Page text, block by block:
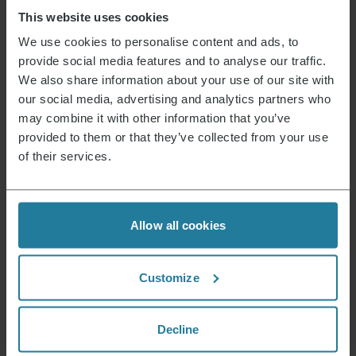
This website uses cookies
We use cookies to personalise content and ads, to
provide social media features and to analyse our traffic.
We also share information about your use of our site with
our social media, advertising and analytics partners who
may combine it with other information that you’ve
provided to them or that they’ve collected from your use
of their services.
Allow all cookies
Customize
Decline
S-Style Multi-Style Pro
149,90
Oorspronkelijke
149,90 €.
Huidige
85,00 €.
Nieuws & Aanbiedingen
Meld je nu aan en ontvang een kortingsbon van
15% voor je volgende aankoop.